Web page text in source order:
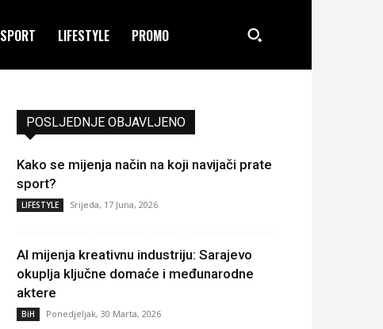
SPORT LIFESTYLE PROMO
POSLJEDNJE OBJAVLJENO
Kako se mijenja način na koji navijači prate
sport?
LIFESTYLE Srijeda, 17 Juna, 2026
AI mijenja kreativnu industriju: Sarajevo
okuplja ključne domaće i međunarodne
aktere
BiH Ponedjeljak, 30 Marta, 2026